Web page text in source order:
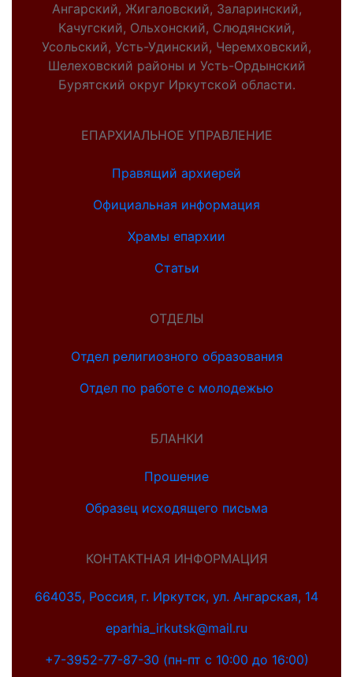
Ангарский, Жигаловский, Заларинский,
Качугский, Ольхонский, Слюдянский,
Усольский, Усть-Удинский, Черемховский,
Шелеховский районы и Усть-Ордынский
Бурятский округ Иркутской области.
ЕПАРХИАЛЬНОЕ УПРАВЛЕНИЕ
Правящий архиерей
Официальная информация
Храмы епархии
Статьи
ОТДЕЛЫ
Отдел религиозного образования
Отдел по работе с молодежью
БЛАНКИ
Прошение
Образец исходящего письма
КОНТАКТНАЯ ИНФОРМАЦИЯ
664035, Россия, г. Иркутск, ул. Ангарская, 14
eparhia_irkutsk@mail.ru
+7-3952-77-87-30 (пн-пт с 10:00 до 16:00)